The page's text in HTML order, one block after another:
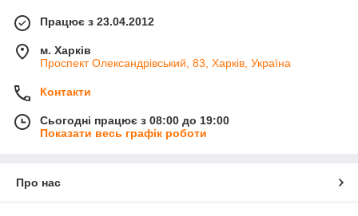
Працює з 23.04.2012
м. Харків
Проспект Олександрівський, 83, Харків, Україна
Контакти
Сьогодні працює з 08:00 до 19:00
Показати весь графік роботи
Про нас